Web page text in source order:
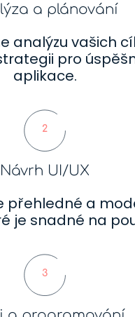
a plánování
analýzu vašich
pro
aplikace.
2
Návrh UI/UX
přehledné a
je snadné na
3